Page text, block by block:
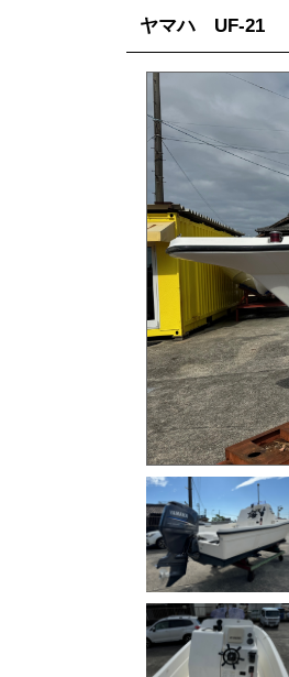
ヤマハ UF-21